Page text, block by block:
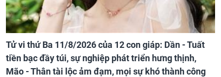
Tử vi thứ Ba 11/8/2026 của 12 con giáp: Dần - Tuất
tiền bạc đầy túi, sự nghiệp phát triển hưng thịnh,
Mão - Thân tài lộc ảm đạm, mọi sự khó thành công